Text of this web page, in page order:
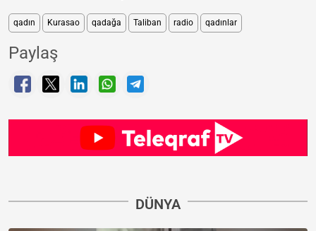
qadın Kurasao qadağa Taliban radio qadınlar
Paylaş
DÜNYA